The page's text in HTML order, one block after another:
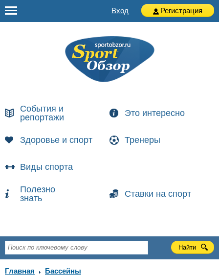
Вход Регистрация
События и
репортажи
Это интересно
Здоровье и спорт Тренеры
Виды спорта
Полезно
знать
Ставки на спорт
Главная Бассейны